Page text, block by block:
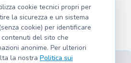
cookie tecnici propri per
la sicurezza e un sistema
cookie) per identificare
del sito che
anonime. Per ulteriori
la nostra Politica sui